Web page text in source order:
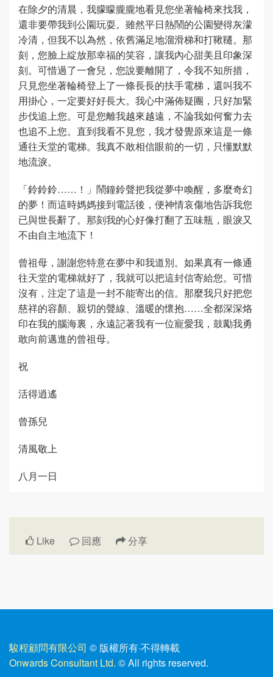
在除夕的清晨，我朦矇朧朧地看見您坐著輪椅來找我，
還非要帶我到公園玩耍。雖然平日熱鬧的公園變得灰濛
冷清，但我不以為然，依舊滿足地溜滑梯和打鞦韆。那
刻，您臉上綻放那幸福的笑容，讓我內心甜美且印象深
刻。可惜過了一會兒，您說要離開了，令我不知所措，
只見您坐著輪椅登上了一條長長的扶手電梯，還叫我不
用掛心，一定要好好長大。我心中滿佈疑團，只好加緊
步伐追上您。可是您離我越來越遠，不論我如何奮力去
也追不上您。直到我看不見您，我才發覺原來這是一條
通往天堂的電梯。我真不敢相信眼前的一切，只懂默默
地流淚。
「鈴鈴鈴……！」鬧鐘鈴聲把我從夢中喚醒，多麼奇幻
的夢！而這時媽媽接到電話後，便神情哀傷地告訴我您
已與世長辭了。那刻我的心好像打翻了五味瓶，眼淚又
不由自主地流下！
曾祖母，謝謝您特意在夢中和我道別。如果真有一條通
往天堂的電梯就好了，我就可以把這封信寄給您。可惜
沒有，注定了這是一封不能寄出的信。那麼我只好把您
慈祥的容顏、親切的聲線、溫暖的懷抱……全都深深烙
印在我的腦海裏，永遠記著我有一位寵愛我，鼓勵我勇
敢向前邁進的曾祖母。
祝
活得逍遙
曾孫兒
清風敬上
八月一日
Like 回應 分享
駿程顧問有限公司 © 版權所有·不得轉載
Onwards Consultant Ltd. © All rights reserved.